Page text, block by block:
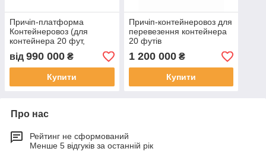
Причіп-платформа
Контейнеровоз (для
контейнера 20 фут,
,генератора)
від 990 000 ₴
Купити
Причіп-контейнеровоз для
перевезення контейнера
20 футів
1 200 000₴
Купити
Про нас
Рейтинг не сформований
Менше 5 відгуків за останній рік